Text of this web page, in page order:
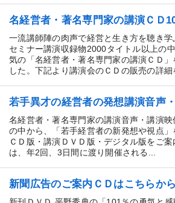
名経営者・著名専門家の講演ＣＤ
一流講師陣の肉声で経営と生き方を聴き
セミナー講演収録物2000タイトル以上の
気の「名経営者・著名専門家の講演ＣＤ」
した。下記より講演会のＣＤの販売の詳細
若手異才の経営者の発想講演音声
名経営者・著名専門家の講演音声・講演
の中から、「若手経営者の新発想や視点
ＣＤ版・講演ＤＶＤ版・デジタル版をご
は、年2回、3日間に渡り開催される...
新聞広告のご案内ＣＤはこちらから